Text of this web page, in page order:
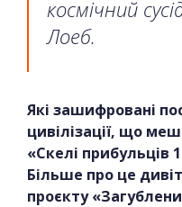
космічний
Лоеб.
Які зашифровані
цивілізації, що
«Скелі прибульців
Більше про це
проєкту